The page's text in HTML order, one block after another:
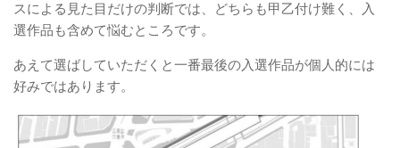
スによる見た目だけの判断では、どちらも甲乙付け難く、入
選作品も含めて悩むところです。
あえて選ばしていただくと一番最後の入選作品が個人的には
好みではあります。